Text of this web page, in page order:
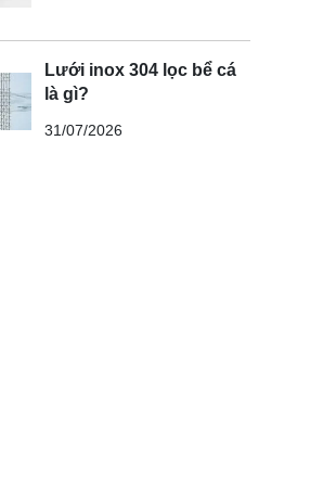
Lưới inox 304 lọc bể cá
là gì?
31/07/2026